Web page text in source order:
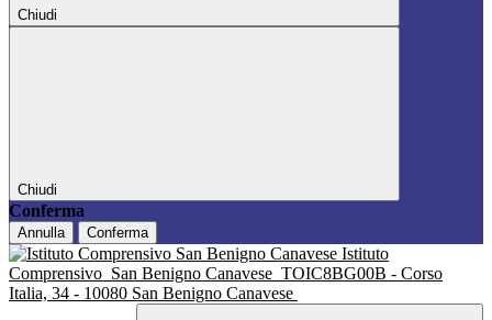
Chiudi
Chiudi
Conferma
Annulla Conferma
Istituto
Comprensivo San Benigno Canavese TOIC8BG00B - Corso
Italia, 34 - 10080 San Benigno Canavese